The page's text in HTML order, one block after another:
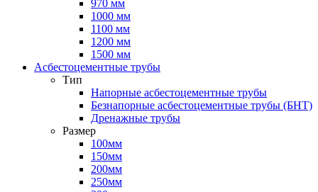
970 мм
1000 мм
1100 мм
1200 мм
1500 мм
Асбестоцементные трубы
Тип
Напорные асбестоцементные трубы
Безнапорные асбестоцементные трубы (БНТ)
Дренажные трубы
Размер
100мм
150мм
200мм
250мм